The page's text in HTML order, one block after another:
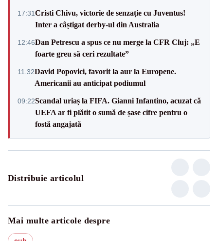
17:31Cristi Chivu, victorie de senzație cu Juventus!
Inter a câștigat derby-ul din Australia
12:46Dan Petrescu a spus ce nu merge la CFR Cluj: „E
foarte greu să ceri rezultate”
11:32David Popovici, favorit la aur la Europene.
Americanii au anticipat podiumul
09:22Scandal uriaș la FIFA. Gianni Infantino, acuzat că
UEFA ar fi plătit o sumă de șase cifre pentru o
fostă angajată
Distribuie articolul
Mai multe articole despre